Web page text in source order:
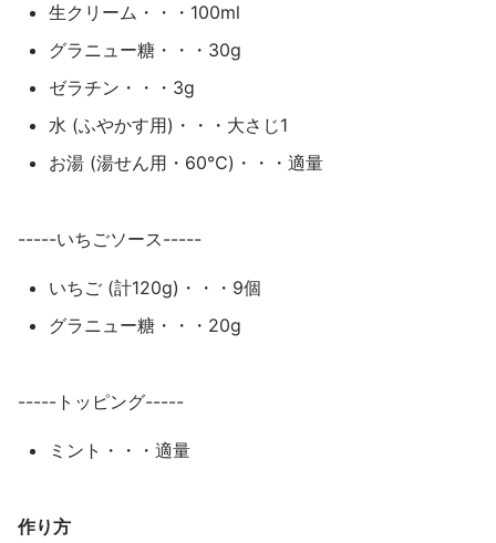
生クリーム・・・100ml
グラニュー糖・・・30g
ゼラチン・・・3g
水 (ふやかす用)・・・大さじ1
お湯 (湯せん用・60℃)・・・適量
-----いちごソース-----
いちご (計120g)・・・9個
グラニュー糖・・・20g
-----トッピング-----
ミント・・・適量
作り方